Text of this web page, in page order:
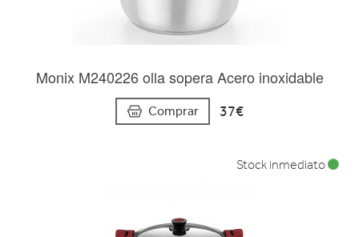
Monix M240226 olla sopera Acero inoxidable
Comprar 37€
Stock inmediato